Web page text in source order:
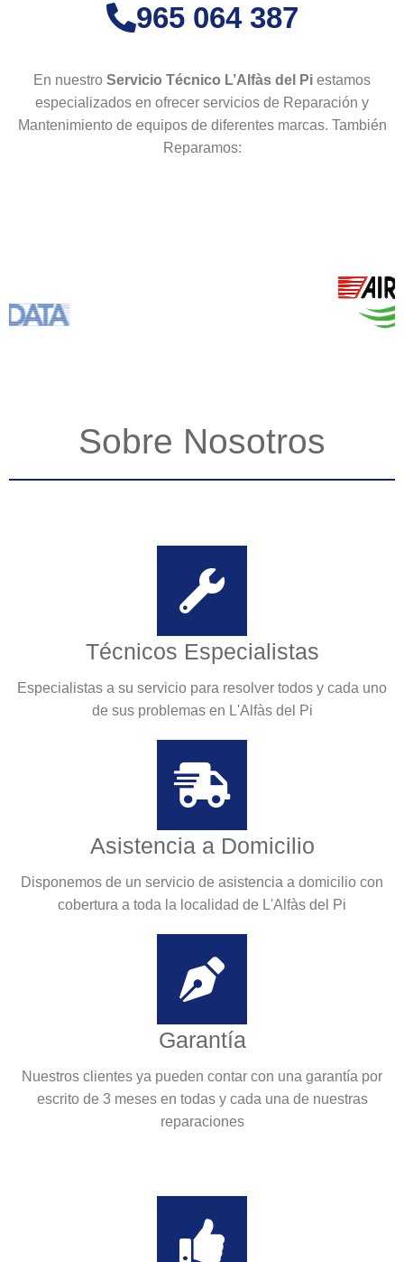
965 064 387
En nuestro Servicio Técnico L’Alfàs del Pi estamos
especializados en ofrecer servicios de Reparación y
Mantenimiento de equipos de diferentes marcas. También
Reparamos:
Sobre Nosotros
Técnicos Especialistas
Especialistas a su servicio para resolver todos y cada uno
de sus problemas en L'Alfàs del Pi
Asistencia a Domicilio
Disponemos de un servicio de asistencia a domicilio con
cobertura a toda la localidad de L'Alfàs del Pi
Garantía
Nuestros clientes ya pueden contar con una garantía por
escrito de 3 meses en todas y cada una de nuestras
reparaciones